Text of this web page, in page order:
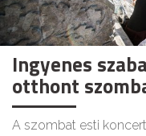
Ingyenes
otthont
A szombat esti